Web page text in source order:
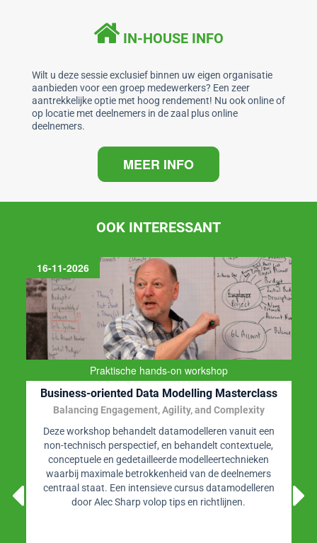
IN-HOUSE INFO
Wilt u deze sessie exclusief binnen uw eigen organisatie
aanbieden voor een groep medewerkers? Een zeer
aantrekkelijke optie met hoog rendement! Nu ook online of
op locatie met deelnemers in de zaal plus online
deelnemers.
MEER INFO
OOK INTERESSANT
02-11-2026
Praktische workshop.
Agile Datawarehouse Design & Dimensional Data
Modeling
Modeling Course
Training dimensioneel datamodelleren door
datawarehouse autoriteit Lawrence Corr waarin de
nieuwste technieken worden behandeld voor het
vergaren van BI-requirements en het ontwerpen van